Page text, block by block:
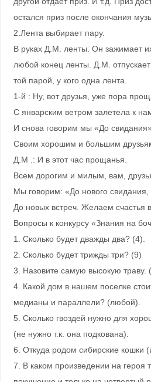
остался приз после окончания
2.Лента выбирает пару.
В руках Д.М. ленты. Он зажимает
любой конец ленты. Д.М.
той парой, у кого одна лента.
1-й : Ну, вот друзья, уже пора
С январским ветром залетела к
И снова говорим мы «До свидания»
Своим хорошим и большим
Д.М .: И в этот час прощанья.
Всем дорогим и милым, вам,
Мы говорим: «До нового свидания,
До новых встреч. Желаем счастья
Вопросы к конкурсу «Знания на
1. Сколько будет дважды два? (4).
2. Сколько будет трижды три? (9)
3. Назовите самую высокую траву.
4. Какой дом в нашем поселке
медианы и параллели? (любой).
5. Сколько гвоздей нужно для
(не нужно т.к. она подкована).
6. Откуда родом сибирские кошки
7. В каком произведении на героя